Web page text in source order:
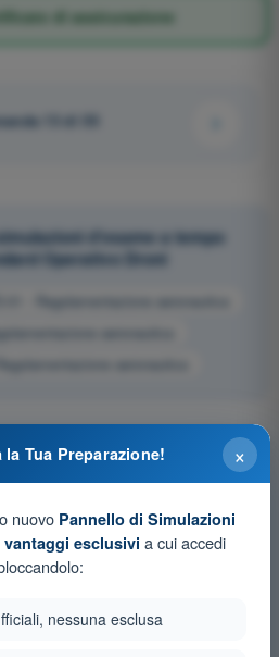
di assicurazione
13 di 55
d'esame a tempo
Operativo Droni
01 - Regolamentazione aeronautica
aeronautica
aeronautica
×
Tua Preparazione!
nuovo Pannello di Simulazioni
esclusivi a cui accedi
nessuna esclusa